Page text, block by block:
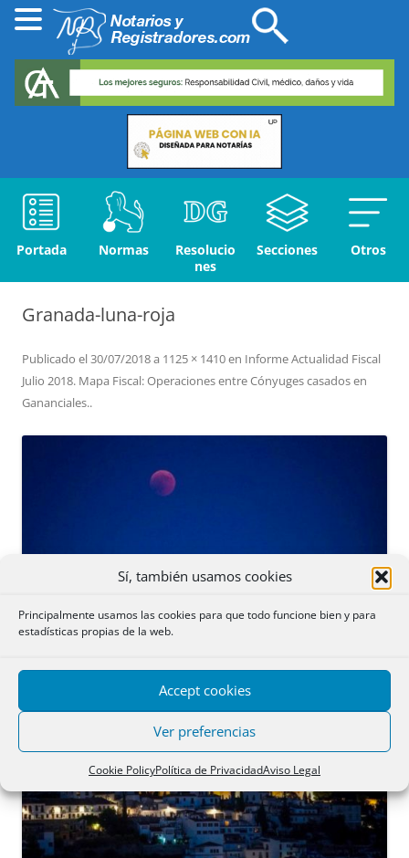
Sí, también usamos cookies
Principalmente usamos las cookies para que todo funcione bien y para
estadísticas propias de la web.
Accept cookies
Ver preferencias
Cookie PolicyPolítica de PrivacidadAviso Legal
Portada Normas
Resolucio
nes
Secciones Otros
Granada-luna-roja
Publicado el30/07/2018a 1125 × 1410en Informe Actualidad Fiscal
Julio 2018. Mapa Fiscal: Operaciones entre Cónyuges casados en
Gananciales..